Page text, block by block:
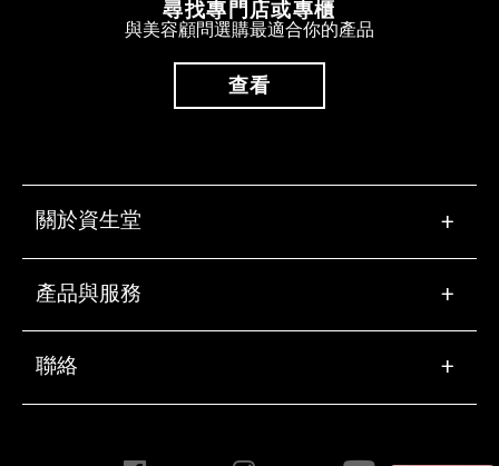
尋找專門店或專櫃
與美容顧問選購最適合你的產品
查看
關於資生堂 +
產品與服務 +
聯絡 +